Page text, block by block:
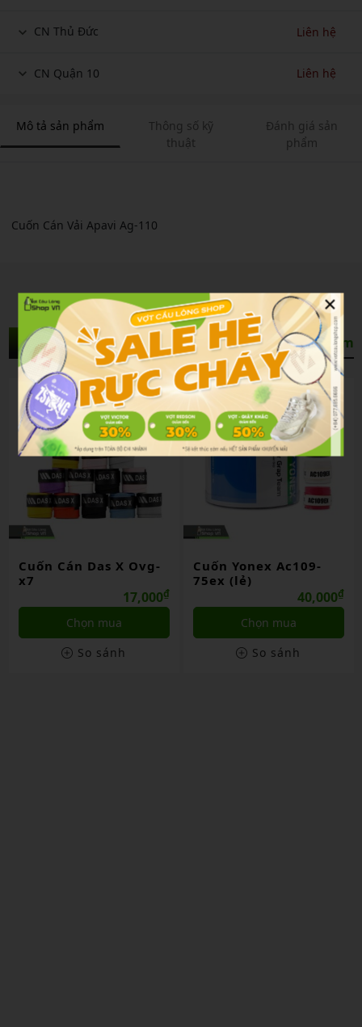
CN Thủ Đức Liên hệ
CN Quận 10 Liên hệ
Mô tả sản phẩm
Thông số kỹ
thuật
Đánh giá sản
phẩm
Cuốn Cán Vải Apavi Ag-110
Sản Phẩm Liên Quan Xem thêm
Cuốn Cán Das X Ovg-
x7
17,000₫
Chọn mua
So sánh
Cuốn Yonex Ac109-
75ex (lẻ)
40,000₫
Chọn mua
So sánh
×